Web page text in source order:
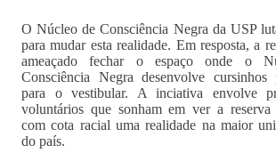
O Núcleo de Consciência Negra da USP
para mudar esta realidade. Em resposta, a
ameaçado fechar o espaço onde o
Consciência Negra desenvolve cursinhos
para o vestibular. A inciativa envolve
voluntários que sonham em ver a reserva
com cota racial uma realidade na maior
do país.